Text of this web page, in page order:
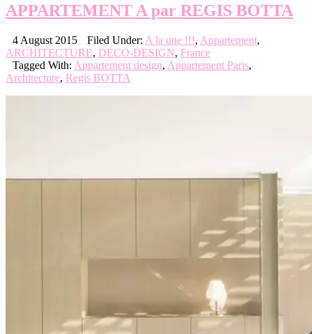
APPARTEMENT A par REGIS BOTTA
4 August 2015 Filed Under: A la une !!!, Appartement,
ARCHITECTURE, DECO-DESIGN, France
Tagged With: Appartement design, Appartement Paris,
Architecture, Regis BOTTA